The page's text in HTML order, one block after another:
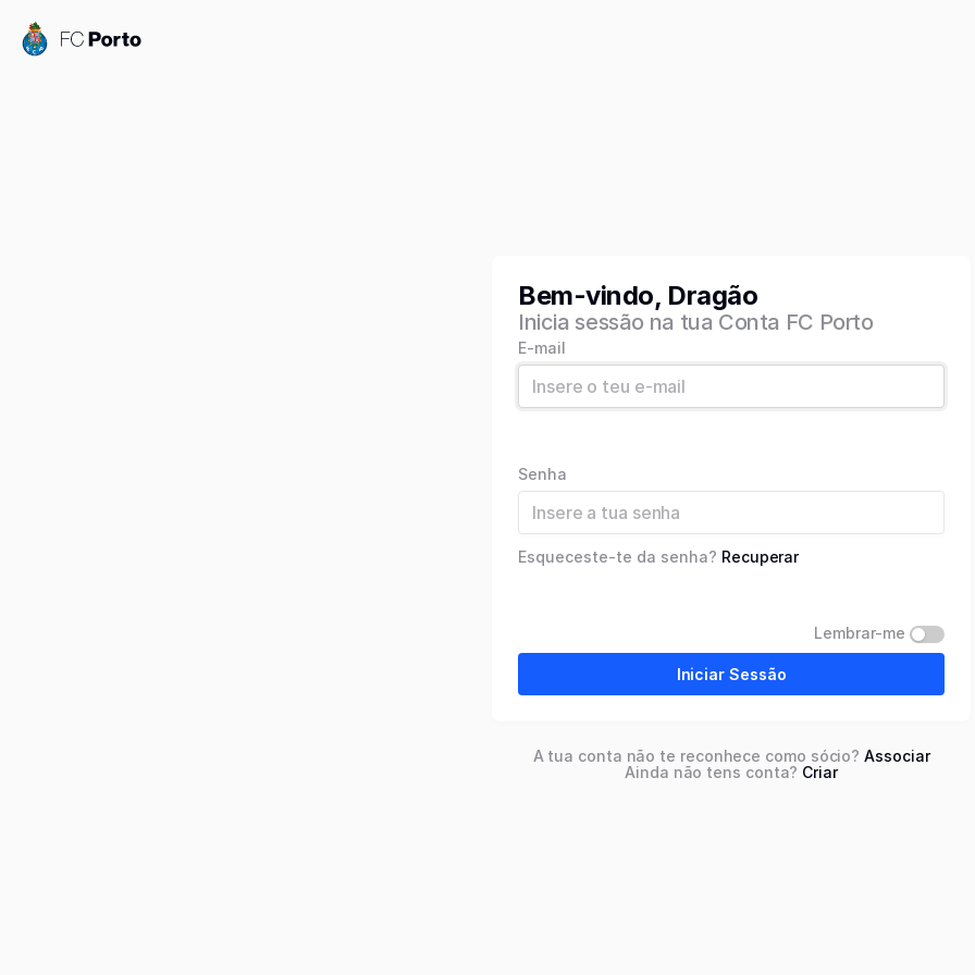
Bem-vindo, Dragão
Inicia sessão na tua Conta FC Porto
E-mail
Senha
Esqueceste-te da senha? Recuperar
Lembrar-me
Iniciar Sessão
A tua conta não te reconhece como sócio?Associar
Ainda não tens conta? Criar